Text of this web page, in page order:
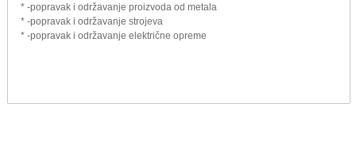
* -popravak i održavanje proizvoda od metala
* -popravak i održavanje strojeva
* -popravak i održavanje električne opreme